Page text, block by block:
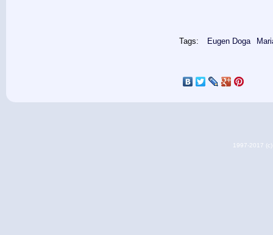
Tags: Eugen Doga
1997-2017